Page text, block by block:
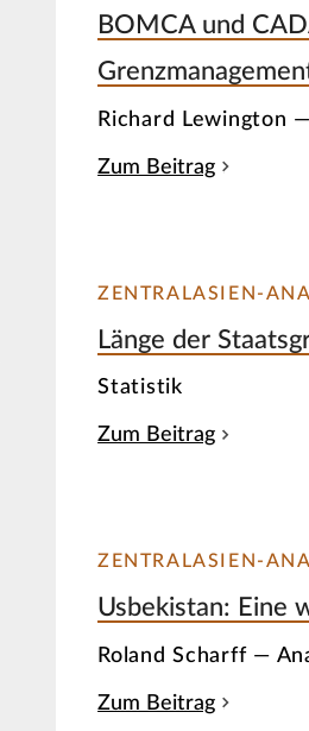
BOMCA und
Richard Lewington
Zum Beitrag
ZENTRALASIEN-
Länge der
Statistik
Zum Beitrag
ZENTRALASIEN-
Usbekistan: Eine
Roland Scharff —
Zum Beitrag